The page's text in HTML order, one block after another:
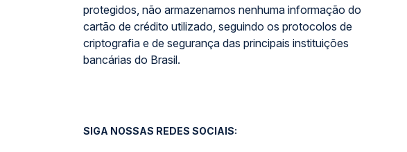
protegidos, não armazenamos nenhuma informação do
cartão de crédito utilizado, seguindo os protocolos de
criptografia e de segurança das principais instituições
bancárias do Brasil.
SIGA NOSSAS REDES SOCIAIS: